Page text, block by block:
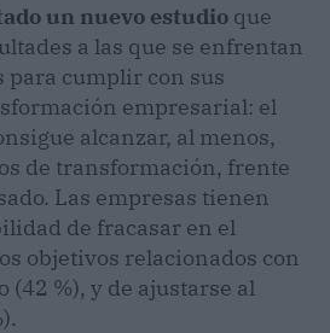
un nuevo estudio que
a las que se enfrentan
para cumplir con sus
empresarial: el
alcanzar, al menos,
de transformación, frente
Las empresas tienen
de fracasar en el
objetivos relacionados con
(42 %), y de ajustarse al